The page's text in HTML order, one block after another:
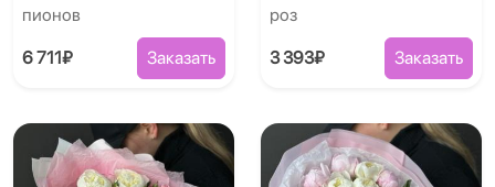
пионов
6 711₽ Заказать
роз
3 393₽ Заказать